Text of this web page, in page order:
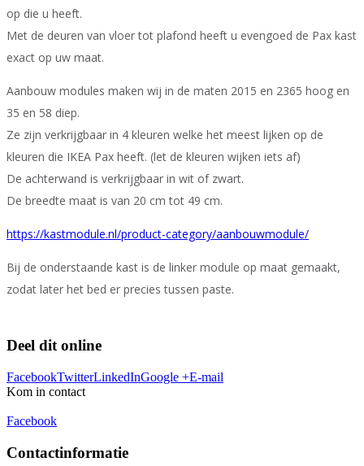
op die u heeft.
Met de deuren van vloer tot plafond heeft u evengoed de Pax kast
exact op uw maat.
Aanbouw modules maken wij in de maten 2015 en 2365 hoog en
35 en 58 diep.
Ze zijn verkrijgbaar in 4 kleuren welke het meest lijken op de
kleuren die IKEA Pax heeft. (let de kleuren wijken iets af)
De achterwand is verkrijgbaar in wit of zwart.
De breedte maat is van 20 cm tot 49 cm.
https://kastmodule.nl/product-category/aanbouwmodule/
Bij de onderstaande kast is de linker module op maat gemaakt,
zodat later het bed er precies tussen paste.
Deel dit online
FacebookTwitterLinkedInGoogle +E-mail
Kom in contact
Facebook
Contactinformatie